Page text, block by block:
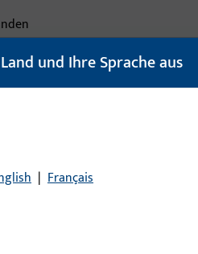
04-0-1 | Drückerstift |
und Ihre Sprache aus
| Français